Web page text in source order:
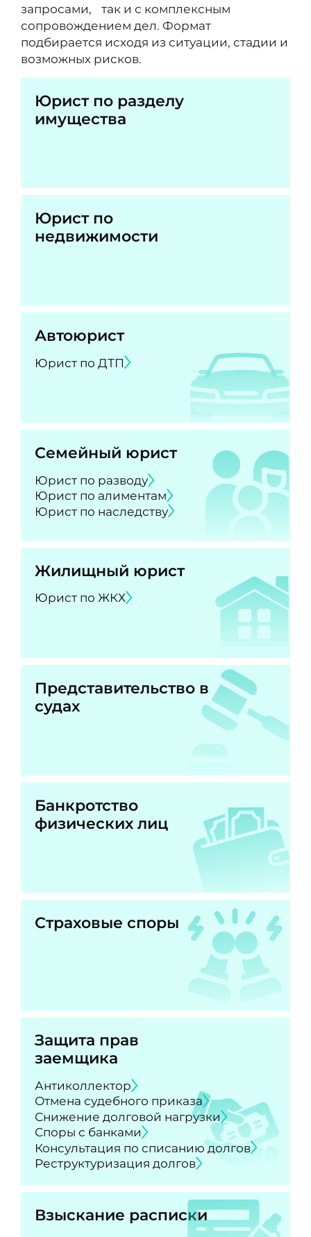
запросами, так и с комплексным
сопровождением дел. Формат
подбирается исходя из ситуации, стадии и
возможных рисков.
Юрист по разделу
имущества
Юрист по
недвижимости
Автоюрист
Юрист по ДТП
Семейный юрист
Юрист по разводу
Юрист по алиментам
Юрист по наследству
Жилищный юрист
Юрист по ЖКХ
Представительство в
судах
Банкротство
физических лиц
Страховые споры
Защита прав
заемщика
Антиколлектор
Отмена судебного приказа
Снижение долговой нагрузки
Споры с банками
Консультация по списанию долгов
Реструктуризация долгов
Взыскание расписки